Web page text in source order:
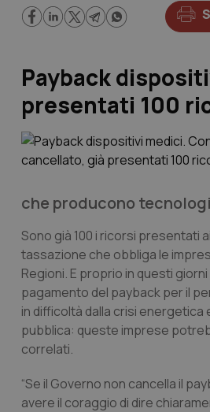
Payback
presentati 100
che producono
Sono già 100 i ricorsi presentati
tassazione che obbliga le
Regioni. E proprio in questi
pagamento del payback per il
in difficoltà dalla crisi
pubblica: queste imprese
correlati.
“Se il Governo non cancella il
avere il coraggio di dire